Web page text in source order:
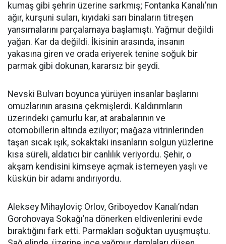
kumaş gibi şehrin üzerine sarkmış; Fontanka Kanalı’nın
ağır, kurşuni suları, kıyıdaki sarı binaların titreşen
yansımalarını parçalamaya başlamıştı. Yağmur değildi
yağan. Kar da değildi. İkisinin arasında, insanın
yakasına giren ve orada eriyerek tenine soğuk bir
parmak gibi dokunan, kararsız bir şeydi.
Nevski Bulvarı boyunca yürüyen insanlar başlarını
omuzlarının arasına çekmişlerdi. Kaldırımların
üzerindeki çamurlu kar, at arabalarının ve
otomobillerin altında eziliyor; mağaza vitrinlerinden
taşan sıcak ışık, sokaktaki insanların solgun yüzlerine
kısa süreli, aldatıcı bir canlılık veriyordu. Şehir, o
akşam kendisini kimseye açmak istemeyen yaşlı ve
küskün bir adamı andırıyordu.
Aleksey Mihayloviç Orlov, Griboyedov Kanalı’ndan
Gorohovaya Sokağı’na dönerken eldivenlerini evde
bıraktığını fark etti. Parmakları soğuktan uyuşmuştu.